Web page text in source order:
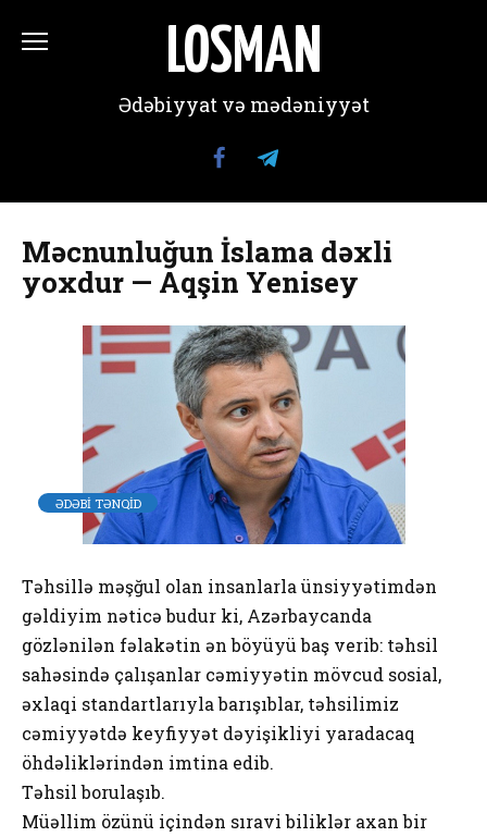
содержанию LOSMAN
Ədəbiyyat və mədəniyyət
Məcnunluğun İslama dəxli
yoxdur — Aqşin Yenisey
ƏDƏBİ TƏNQİD
Təhsillə məşğul olan insanlarla ünsiyyətimdən
gəldiyim nəticə budur ki, Azərbaycanda
gözlənilən fəlakətin ən böyüyü baş verib: təhsil
sahəsində çalışanlar cəmiyyətin mövcud sosial,
əxlaqi standartlarıyla barışıblar, təhsilimiz
cəmiyyətdə keyfiyyət dəyişikliyi yaradacaq
öhdəliklərindən imtina edib.
Təhsil borulaşıb.
Müəllim özünü içindən sıravi biliklər axan bir